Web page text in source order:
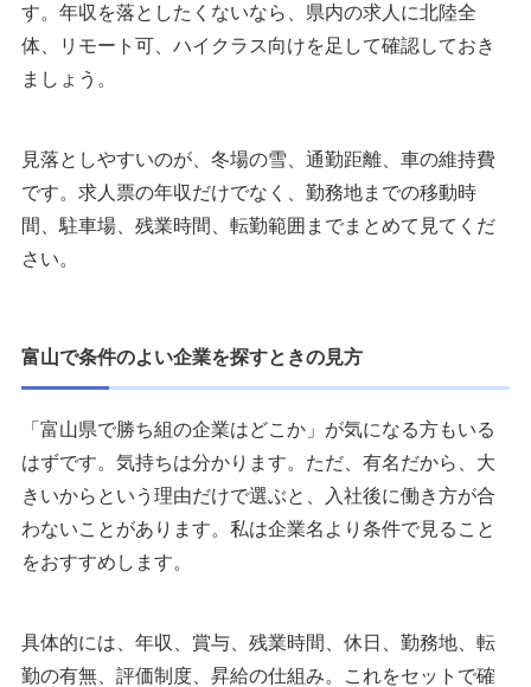
す。年収を落としたくないなら、県内の求人に北陸全
体、リモート可、ハイクラス向けを足して確認しておき
ましょう。
見落としやすいのが、冬場の雪、通勤距離、車の維持費
です。求人票の年収だけでなく、勤務地までの移動時
間、駐車場、残業時間、転勤範囲までまとめて見てくだ
さい。
富山で条件のよい企業を探すときの見方
「富山県で勝ち組の企業はどこか」が気になる方もいる
はずです。気持ちは分かります。ただ、有名だから、大
きいからという理由だけで選ぶと、入社後に働き方が合
わないことがあります。私は企業名より条件で見ること
をおすすめします。
具体的には、年収、賞与、残業時間、休日、勤務地、転
勤の有無、評価制度、昇給の仕組み。これをセットで確